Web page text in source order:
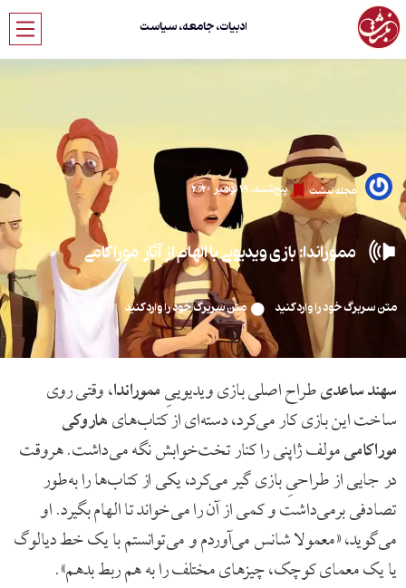
ادبیات، جامعه، سیاست
مجله نبشت پنج‌شنبه، 19 نوامبر 2020
مموراندا: بازی ویدیویی با الهام از آثار موراکامی
متن سربرگ خود را وارد کنید متن سربرگ خود را وارد کنید
سهند ساعدیطراح اصلی بازی ویدیوییِمموراندا، وقتی روی
ساخت این بازی کار می‌کرد، دسته‌ای از کتاب‌هایهاروکی
موراکامیمولف ژاپنی را کنار تخت‌خوابش نگه می‌داشت. هروقت
در جایی از طراحیِ بازی گیر می‌کرد، یکی از کتاب‌ها را به‌طور
تصادفی برمی‌داشت و کمی از آن را می‌خواند تا الهام بگیرد. او
می‌گوید، «معمولا شانس می‌آوردم و می‌توانستم با یک خط دیالوگ
یا یک معمای کوچک، چیزهای مختلف را به هم ربط بدهم».